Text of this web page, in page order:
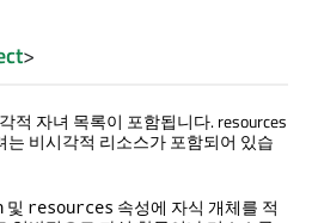
>
적 자녀 목록이 포함됩니다. resources
비시각적 리소스가 포함되어 있습
및 resources 속성에 자식 개체를 적